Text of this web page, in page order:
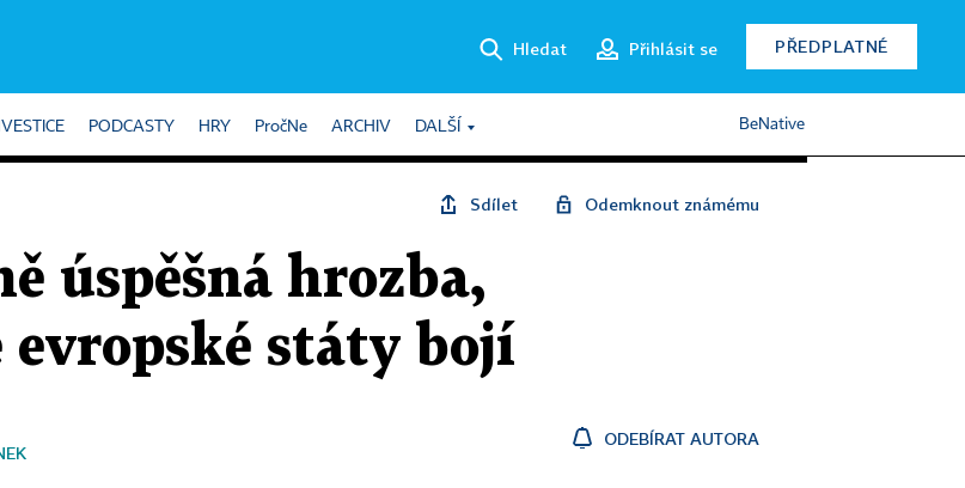
Hledat Přihlásit se PŘEDPLATNÉ
PODCASTY HRY PročNe ARCHIV DALŠÍ BeNative
Sdílet Odemknout známému
úspěšná hrozba,
evropské státy bojí
ODEBÍRAT AUTORA